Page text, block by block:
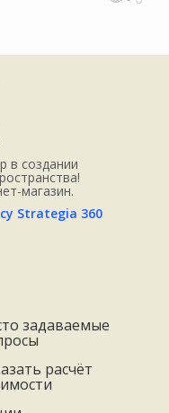
в создании
магазин.
Strategia 360
задаваемые
расчёт